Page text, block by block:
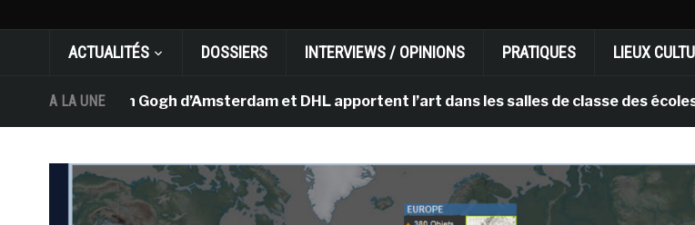
ACTUALITÉS DOSSIERS INTERVIEWS / OPINIONS PRATIQUES LIEUX
A LA UNE
Van Gogh d’Amsterdam et DHL apportent l’art dans les salles de classe des écoles